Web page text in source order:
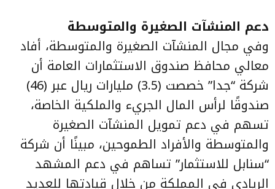
دعم المنشآت الصغيرة والمتوسطة
وفي مجال المنشآت الصغيرة والمتوسطة، أفاد
معالي محافظ صندوق الاستثمارات العامة أن
شركة “جدا” خصصت (3.5) مليارات ريال عبر (46)
صندوقًا لرأس المال الجريء والملكية الخاصة،
تسهم في دعم تمويل المنشآت الصغيرة
والمتوسطة والأفراد الطموحين، مبينًا أن شركة
“سنابل للاستثمار” تساهم في دعم المشهد
الريادي في المملكة من خلال قيادتها للعديد